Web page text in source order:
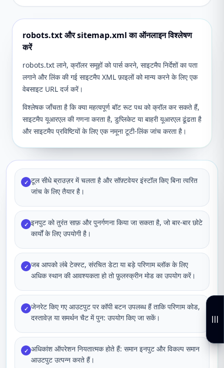
robots.txt और sitemap.xml का ऑनलाइन विश्लेषण
करें
robots.txt लाने, क्रॉलर समूहों को पार्स करने, साइटमैप निर्देशों का पता
लगाने और लिंक की गई साइटमैप XML फ़ाइलों को मान्य करने के लिए एक
वेबसाइट URL दर्ज करें।
विश्लेषक जाँचता है कि क्या महत्वपूर्ण बॉट रूट पथ को क्रॉल कर सकते हैं,
साइटमैप यूआरएल की गणना करता है, डुप्लिकेट या बाहरी यूआरएल ढूंढता है
और साइटमैप प्रविष्टियों के लिए एक नमूना टूटी-लिंक जांच करता है।
✓ टूल सीधे ब्राउज़र में चलता है और सॉफ़्टवेयर इंस्टॉल किए बिना त्वरित
जांच के लिए तैयार है।
✓ इनपुट को तुरंत साफ़ और पुनर्गणना किया जा सकता है, जो बार-बार छोटे
कार्यों के लिए उपयोगी है।
✓ जब आपको लंबे टेक्स्ट, संरचित डेटा या बड़े परिणाम ब्लॉक के लिए
अधिक स्थान की आवश्यकता हो तो फ़ुलस्क्रीन मोड का उपयोग करें।
✓ जेनरेट किए गए आउटपुट पर कॉपी बटन उपलब्ध हैं ताकि परिणाम कोड,
दस्तावेज़ या समर्थन चैट में पुन: उपयोग किए जा सकें।
✓ अधिकांश ऑपरेशन नियतात्मक होते हैं: समान इनपुट और विकल्प समान
आउटपुट उत्पन्न करते हैं।